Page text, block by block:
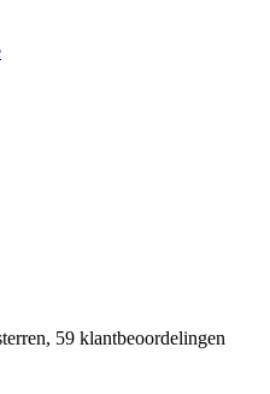
59 klantbeoordelingen